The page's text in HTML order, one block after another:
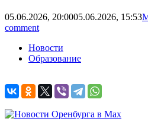
05.06.2026, 20:0005.06.2026, 15:53
comment
Новости
Образование